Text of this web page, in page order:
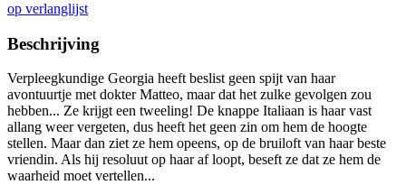
op verlanglijst
Beschrijving
Verpleegkundige Georgia heeft beslist geen spijt van haar
avontuurtje met dokter Matteo, maar dat het zulke gevolgen zou
hebben... Ze krijgt een tweeling! De knappe Italiaan is haar vast
allang weer vergeten, dus heeft het geen zin om hem de hoogte
stellen. Maar dan ziet ze hem opeens, op de bruiloft van haar beste
vriendin. Als hij resoluut op haar af loopt, beseft ze dat ze hem de
waarheid moet vertellen...